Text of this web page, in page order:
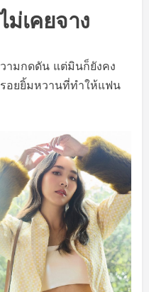
เคยจาง
ามกดดัน แต่มินก็ยังคง
อยยิ้มหวานที่ทำให้แฟน